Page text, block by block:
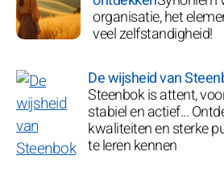
organisatie, het
veel zelfstandigheid!
De wijsheid van
Steenbok is attent,
stabiel en actief...
kwaliteiten en sterke
te leren kennen